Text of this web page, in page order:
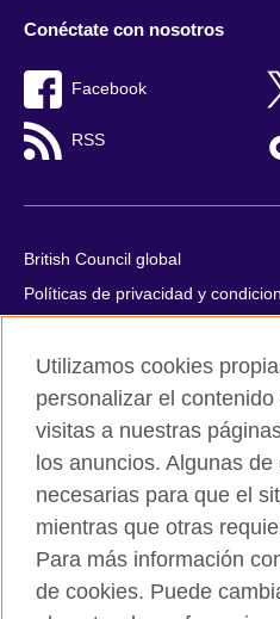
Conéctate con nosotros
Facebook
RSS
British Council global
Políticas de privacidad y
Cookies
Quejas y comentarios
Mapa del sitio
© 2026 British Council
All cultural activities in Mexico
Asociados A.C., a not-for-profit
cultural activities, including the
culture in Mexico, the fostering
Utilizamos cookies
personalizar el
visitas a nuestras
los anuncios. Algunas
necesarias para que el
mientras que otras
Para más información
de cookies. Puede